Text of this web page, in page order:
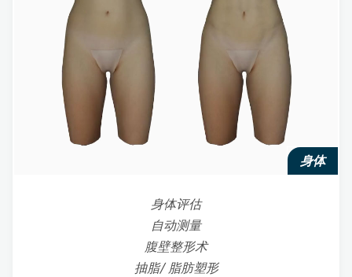
身体
身体评估
自动测量
腹壁整形术
抽脂/ 脂肪塑形